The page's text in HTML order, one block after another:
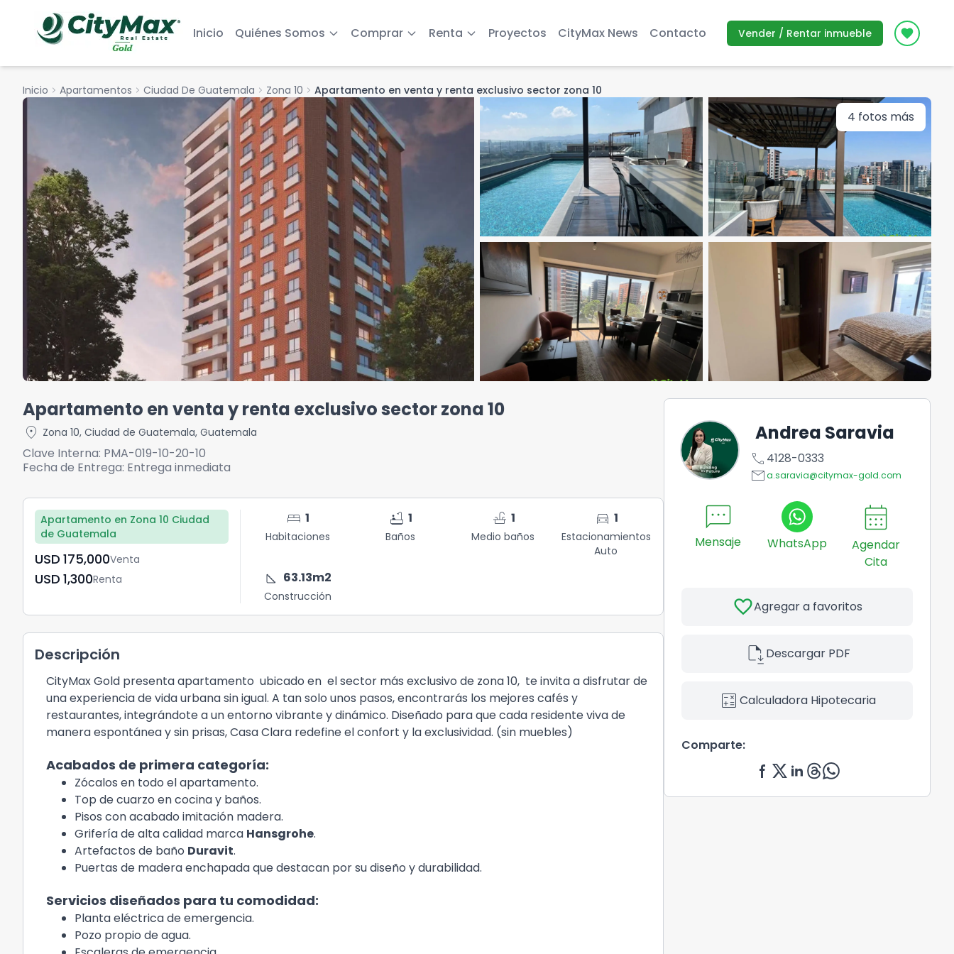
Inicio Quiénes Somos Comprar Renta Proyectos CityMax News Contacto Vender / Rentar inmueble Icon
Inicio chevron_right Apartamentos chevron_right Ciudad De Guatemala chevron_right Zona 10 chevron_right Apartamento en venta y renta exclusivo sector zona 10
4 fotos más
Apartamento en venta y renta exclusivo sector zona 10
location_on Zona 10, Ciudad de Guatemala, Guatemala
Clave Interna: PMA-019-10-20-10
Fecha de Entrega: Entrega inmediata
Apartamento en Zona 10 Ciudad
de Guatemala
USD	175,000Venta
USD	1,300Renta
bed 1
Habitaciones
bathtub 1
Baños
faucet 1
Medio baños
directions_car 1
Estacionamientos
Auto
square_foot 63.13m2
Construcción
Descripción
CityMax Gold presenta apartamento ubicado en el sector más exclusivo de zona 10, te invita a disfrutar de
una experiencia de vida urbana sin igual. A tan solo unos pasos, encontrarás los mejores cafés y
restaurantes, integrándote a un entorno vibrante y dinámico. Diseñado para que cada residente viva de
manera espontánea y sin prisas, Casa Clara redefine el confort y la exclusividad. (sin muebles)
Acabados de primera categoría:
Zócalos en todo el apartamento.
Top de cuarzo en cocina y baños.
Pisos con acabado imitación madera.
Grifería de alta calidad marca Hansgrohe.
Artefactos de baño Duravit.
Puertas de madera enchapada que destacan por su diseño y durabilidad.
Servicios diseñados para tu comodidad:
Planta eléctrica de emergencia.
Pozo propio de agua.
Andrea Saravia
call 4128-0333
emaila.saravia@citymax-gold.com
sms
Mensaje WhatsApp
calendar_month
Agendar
Cita
favoriteAgregar a favoritos
file_saveDescargar PDF
calculate Calculadora Hipotecaria
Comparte: